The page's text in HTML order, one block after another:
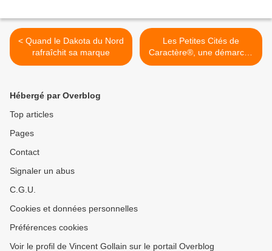
< Quand le Dakota du Nord
rafraîchit sa marque
Les Petites Cités de
Caractère®, une démarche
de développement pour
Hébergé par Overblog
Top articles
Pages
Contact
Signaler un abus
C.G.U.
Cookies et données personnelles
Préférences cookies
Voir le profil de Vincent Gollain sur le portail Overblog